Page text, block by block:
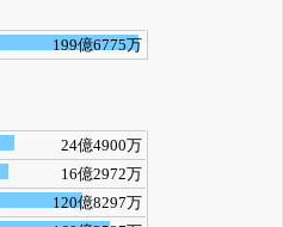
199億6775万
24億4900万
16億2972万
120億8297万